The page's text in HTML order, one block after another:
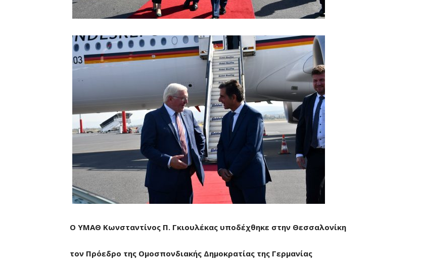
Ο ΥΜΑΘ Κωνσταντίνος Π. Γκιουλέκας υποδέχθηκε στην Θεσσαλονίκη
τον Πρόεδρο της Ομοσπονδιακής Δημοκρατίας της Γερμανίας